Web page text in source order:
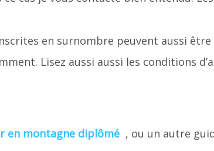
en surnombre peuvent aussi
Lisez aussi aussi les conditions
en montagne diplômé , ou un autre